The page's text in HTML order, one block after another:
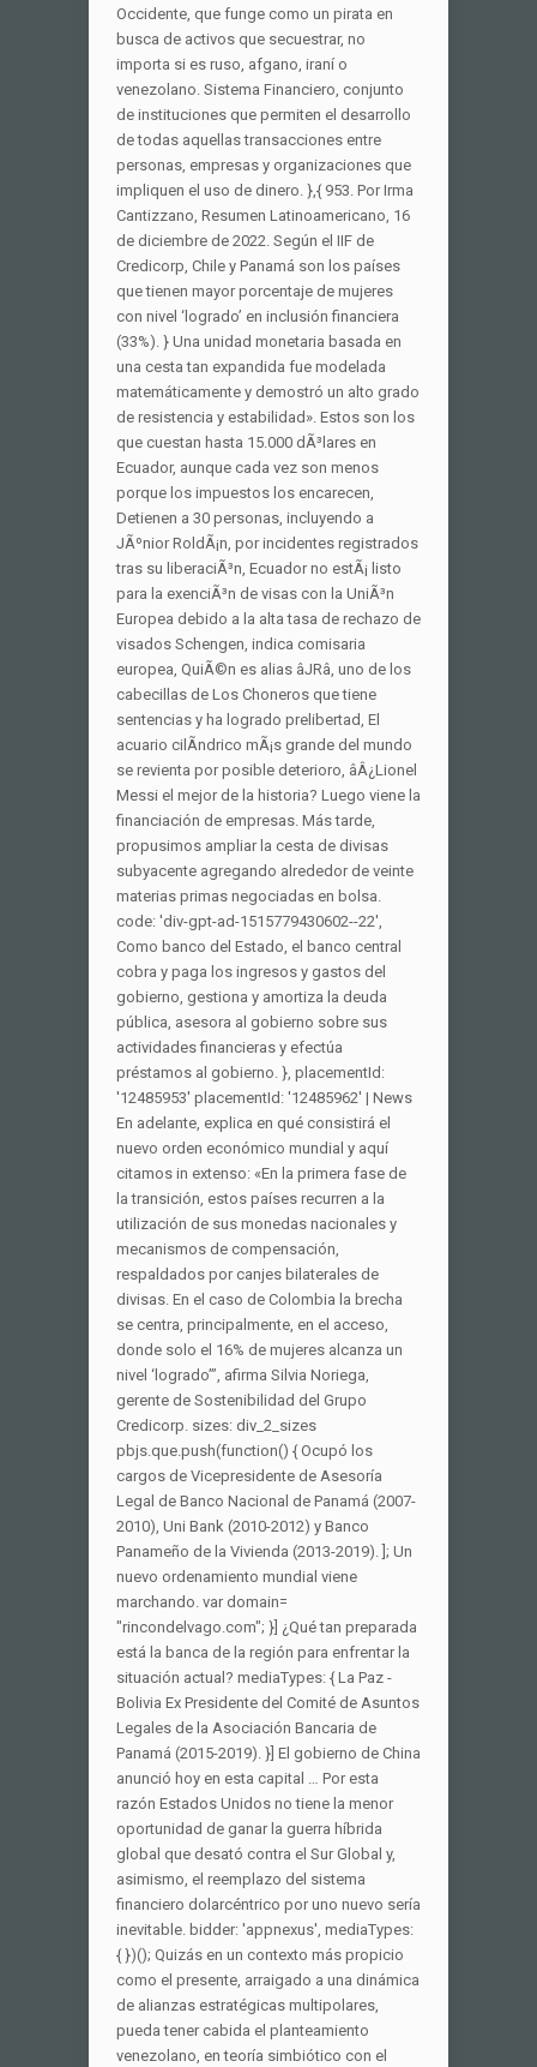
Occidente, que funge como un pirata en
busca de activos que secuestrar, no
importa si es ruso, afgano, iraní o
venezolano. Sistema Financiero, conjunto
de instituciones que permiten el desarrollo
de todas aquellas transacciones entre
personas, empresas y organizaciones que
impliquen el uso de dinero. },{ 953. Por Irma
Cantizzano, Resumen Latinoamericano, 16
de diciembre de 2022. Según el IIF de
Credicorp, Chile y Panamá son los países
que tienen mayor porcentaje de mujeres
con nivel ‘logrado’ en inclusión financiera
(33%). } Una unidad monetaria basada en
una cesta tan expandida fue modelada
matemáticamente y demostró un alto grado
de resistencia y estabilidad». Estos son los
que cuestan hasta 15.000 dÃ³lares en
Ecuador, aunque cada vez son menos
porque los impuestos los encarecen,
Detienen a 30 personas, incluyendo a
JÃºnior RoldÃ¡n, por incidentes registrados
tras su liberaciÃ³n, Ecuador no estÃ¡ listo
para la exenciÃ³n de visas con la UniÃ³n
Europea debido a la alta tasa de rechazo de
visados Schengen, indica comisaria
europea, QuiÃ©n es alias âJRâ, uno de los
cabecillas de Los Choneros que tiene
sentencias y ha logrado prelibertad, El
acuario cilÃ­ndrico mÃ¡s grande del mundo
se revienta por posible deterioro, âÂ¿Lionel
Messi el mejor de la historia? Luego viene la
financiación de empresas. Más tarde,
propusimos ampliar la cesta de divisas
subyacente agregando alrededor de veinte
materias primas negociadas en bolsa.
code: 'div-gpt-ad-1515779430602--22',
Como banco del Estado, el banco central
cobra y paga los ingresos y gastos del
gobierno, gestiona y amortiza la deuda
pública, asesora al gobierno sobre sus
actividades financieras y efectúa
préstamos al gobierno. }, placementId:
'12485953' placementId: '12485962' | News
En adelante, explica en qué consistirá el
nuevo orden económico mundial y aquí
citamos in extenso: «En la primera fase de
la transición, estos países recurren a la
utilización de sus monedas nacionales y
mecanismos de compensación,
respaldados por canjes bilaterales de
divisas. En el caso de Colombia la brecha
se centra, principalmente, en el acceso,
donde solo el 16% de mujeres alcanza un
nivel ‘logrado’”, afirma Silvia Noriega,
gerente de Sostenibilidad del Grupo
Credicorp. sizes: div_2_sizes
pbjs.que.push(function() { Ocupó los
cargos de Vicepresidente de Asesoría
Legal de Banco Nacional de Panamá (2007-
2010), Uni Bank (2010-2012) y Banco
Panameño de la Vivienda (2013-2019). ]; Un
nuevo ordenamiento mundial viene
marchando. var domain=
"rincondelvago.com"; }] ¿Qué tan preparada
está la banca de la región para enfrentar la
situación actual? mediaTypes: { La Paz -
Bolivia Ex Presidente del Comité de Asuntos
Legales de la Asociación Bancaria de
Panamá (2015-2019). }] El gobierno de China
anunció hoy en esta capital … Por esta
razón Estados Unidos no tiene la menor
oportunidad de ganar la guerra híbrida
global que desató contra el Sur Global y,
asimismo, el reemplazo del sistema
financiero dolarcéntrico por uno nuevo sería
inevitable. bidder: 'appnexus', mediaTypes:
{ })(); Quizás en un contexto más propicio
como el presente, arraigado a una dinámica
de alianzas estratégicas multipolares,
pueda tener cabida el planteamiento
venezolano, en teoría simbiótico con el